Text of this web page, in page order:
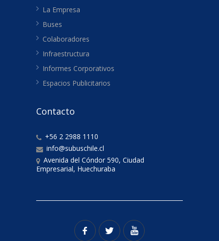
La Empresa
Buses
Colaboradores
Infraestructura
Informes Corporativos
Espacios Publicitarios
Contacto
+56 2 2988 1110
info@subuschile.cl
Avenida del Cóndor 590, Ciudad
Empresarial, Huechuraba